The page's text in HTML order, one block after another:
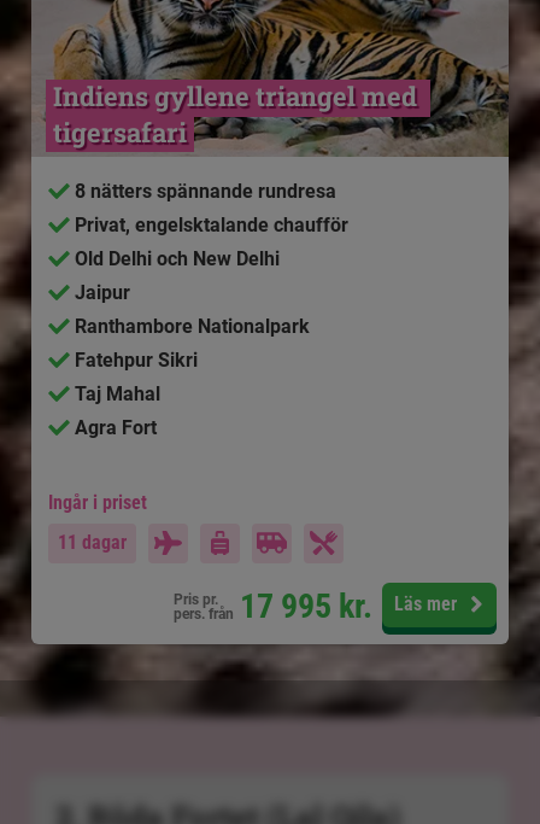
Indiens gyllene triangel med
tigersafari
8 nätters spännande rundresa
Privat, engelsktalande chaufför
Old Delhi och New Delhi
Jaipur
Ranthambore Nationalpark
Fatehpur Sikri
Taj Mahal
Agra Fort
Ingår i priset
11 dagar
Pris pr.
pers. från 17 995 kr. Läs mer